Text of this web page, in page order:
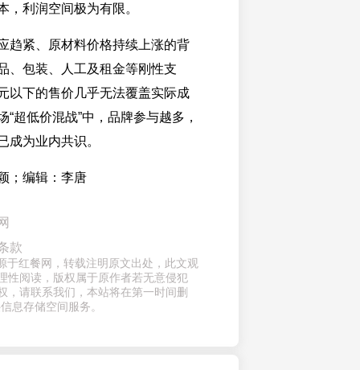
，利润空间极为有限。
趋紧、原材料价格持续上涨的背
、包装、人工及租金等刚性支
以下的售价几乎无法覆盖实际成
“超低价混战”中，品牌参与越多，
成为业内共识。
；编辑：李唐
款
于红餐网，转载注明原文出处，此文观
性阅读，版权属于原作者若无意侵犯
，请联系我们，本站将在第一时间删
息存储空间服务。